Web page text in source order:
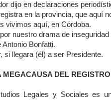
dijo en declaraciones
en la provincia, que aquí
vivimos aquí, en Córdoba.
nuestro drama de
Antonio Bonfatti.
si llegara (él) a ser Presidente.
MEGACAUSA DEL REGISTRO
Legales y Sociales es